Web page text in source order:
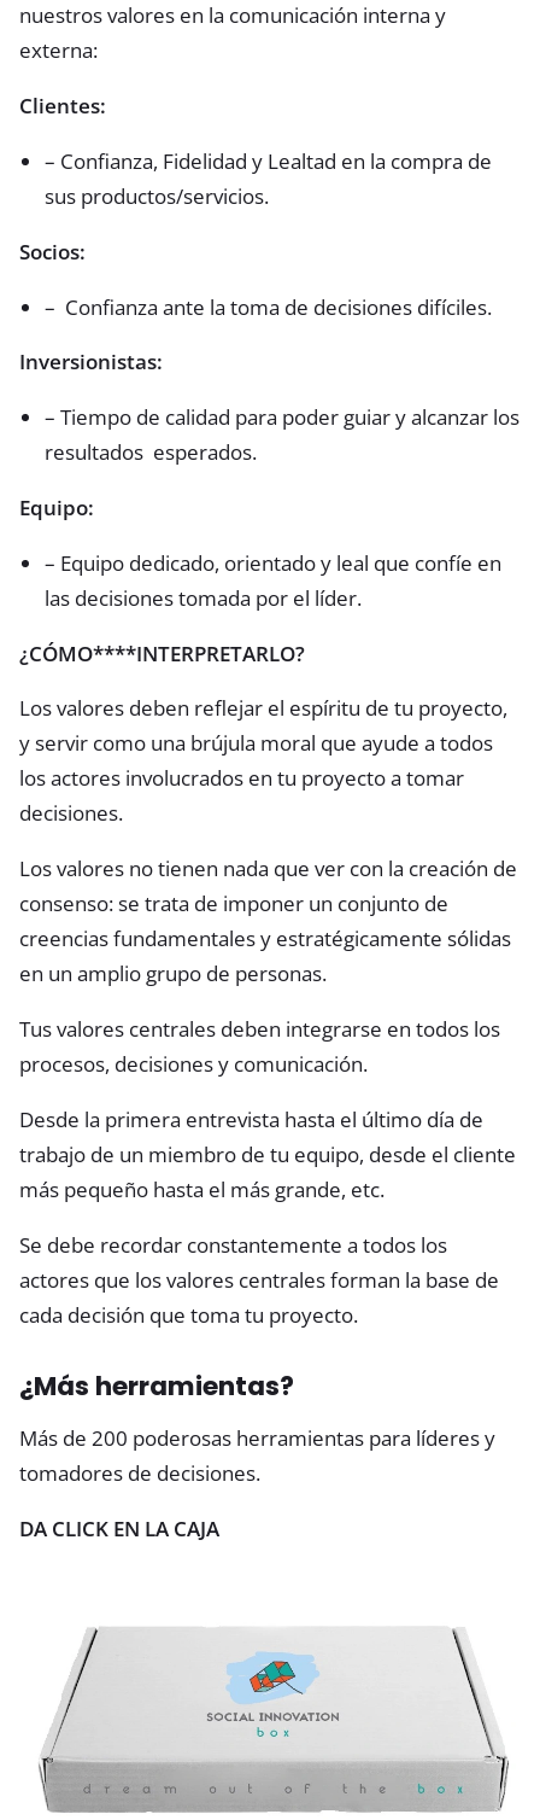
nuestros valores en la comunicación interna y
externa:
Clientes:
– Confianza, Fidelidad y Lealtad en la compra de
sus productos/servicios.
Socios:
– Confianza ante la toma de decisiones difíciles.
Inversionistas:
– Tiempo de calidad para poder guiar y alcanzar los
resultados esperados.
Equipo:
– Equipo dedicado, orientado y leal que confíe en
las decisiones tomada por el líder.
¿CÓMO****INTERPRETARLO?
Los valores deben reflejar el espíritu de tu proyecto,
y servir como una brújula moral que ayude a todos
los actores involucrados en tu proyecto a tomar
decisiones.
Los valores no tienen nada que ver con la creación de
consenso: se trata de imponer un conjunto de
creencias fundamentales y estratégicamente sólidas
en un amplio grupo de personas.
Tus valores centrales deben integrarse en todos los
procesos, decisiones y comunicación.
Desde la primera entrevista hasta el último día de
trabajo de un miembro de tu equipo, desde el cliente
más pequeño hasta el más grande, etc.
Se debe recordar constantemente a todos los
actores que los valores centrales forman la base de
cada decisión que toma tu proyecto.
¿Más herramientas?
Más de 200 poderosas herramientas para líderes y
tomadores de decisiones.
DA CLICK EN LA CAJA